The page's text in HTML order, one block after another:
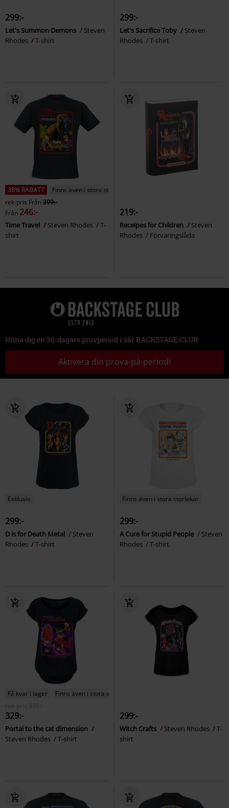
299:-
Let's Summon Demons
Steven
Rhodes
T-shirt
299:-
Let's Sacrifice Toby
Steven
Rhodes
T-shirt
38% RABATT
Finns även i stora storlekar
rek-pris Från399:-
Från 246:-
Time Travel Steven Rhodes
T-
shirt
219:-
Receipes for Children
Steven
Rhodes
Förvaringslåda
Unna dig en 30-dagars provperiod i vår BACKSTAGE CLUB
Aktivera din prova-på-period!
Exklusiv
299:-
D is for Death Metal
Steven
Rhodes
T-shirt
Finns även i stora storlekar
299:-
A Cure for Stupid People
Steven
Rhodes
T-shirt
Få kvar i lager
Finns även i stora storlekar
rek-pris
399:-
329:-
Portal to the cat dimension
Steven Rhodes
T-shirt
299:-
Witch Crafts Steven Rhodes
T-
shirt